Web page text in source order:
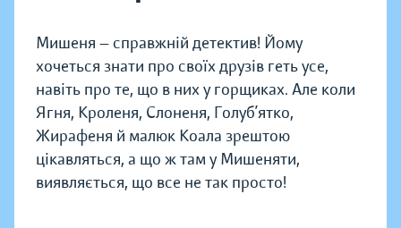
Мишеня — справжній детектив! Йому
хочеться знати про своїх друзів геть усе,
навіть про те, що в них у горщиках. Але коли
Ягня, Кроленя, Слоненя, Голуб’ятко,
Жирафеня й малюк Коала зрештою
цікавляться, а що ж там у Мишеняти,
виявляється, що все не так просто!